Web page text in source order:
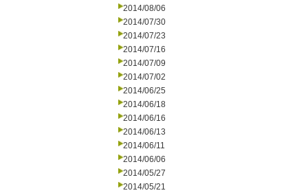
2014/08/06
2014/07/30
2014/07/23
2014/07/16
2014/07/09
2014/07/02
2014/06/25
2014/06/18
2014/06/16
2014/06/13
2014/06/11
2014/06/06
2014/05/27
2014/05/21